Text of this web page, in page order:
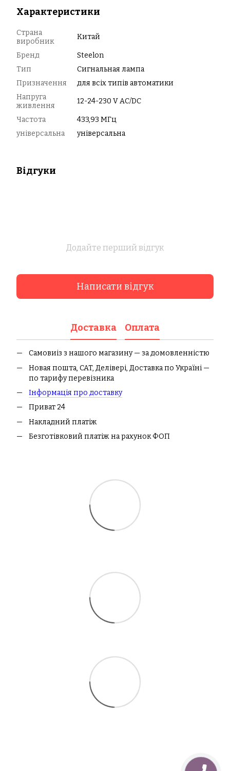
Характеристики
Страна
виробник
Китай
Бренд
Steelon
Тип
Сигнальная лампа
Призначення
для всіх типів автоматики
Напруга
живлення
12-24-230 V AC/DC
Частота
433,93 МГц
універсальна
універсальна
Відгуки
Додайте перший відгук
Написати відгук
Доставка Оплата
Самовиіз з нашого магазину — за домовленністю
Новая пошта, CAT, Делівері, Доставка по Україні —
по тарифу перевізника
Інформація про доставку
Приват 24
Накладний платіж
Безготівковий платіж на рахунок ФОП